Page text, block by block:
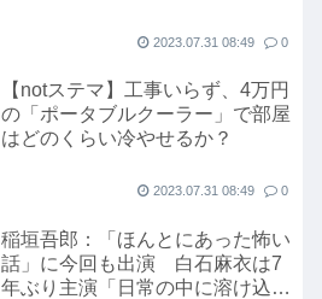
2023.07.31 08:49 0
【notステマ】工事いらず、4万円
の「ポータブルクーラー」で部屋
はどのくらい冷やせるか？
2023.07.31 08:49 0
稲垣吾郎：「ほんとにあった怖い
話」に今回も出演 白石麻衣は7
年ぶり主演「日常の中に溶け込ん